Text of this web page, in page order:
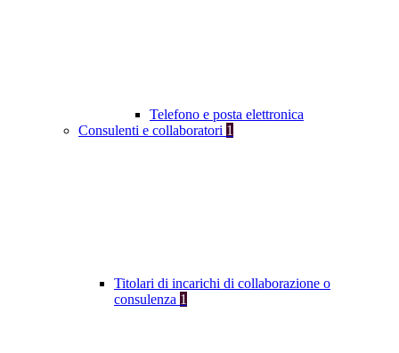
Telefono e posta elettronica
Consulenti e collaboratori 1
Titolari di incarichi di collaborazione o
consulenza 1